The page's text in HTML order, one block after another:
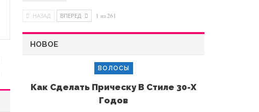
НАЗАД ВПЕРЕД 1 из 261
НОВОЕ
ВОЛОСЫ
Как Сделать Прическу В Стиле 30-Х
Годов